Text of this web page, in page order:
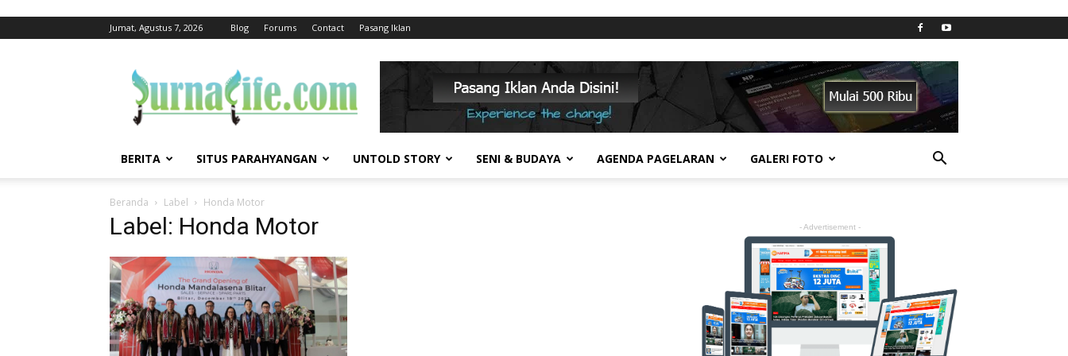
Jumat, Agustus 7, 2026 Blog Forums Contact Pasang Iklan
BERITA SITUS PARAHYANGAN UNTOLD STORY SENI & BUDAYA AGENDA PAGELARAN GALERI FOTO
Beranda Label Honda Motor
Label: Honda Motor - Advertisement -